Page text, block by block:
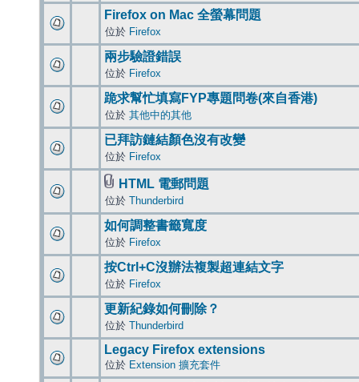
Firefox on Mac 全螢幕問題
位於 Firefox
兩步驗證錯誤
位於 Firefox
跪求幫忙填寫FYP專題問卷(來自香港)
位於 其他中的其他
已拜訪鏈結顏色沒有改變
位於 Firefox
HTML 電郵問題
位於 Thunderbird
如何調整書籤寬度
位於 Firefox
按Ctrl+C沒辦法複製超連結文字
位於 Firefox
更新紀錄如何刪除？
位於 Thunderbird
Legacy Firefox extensions
位於 Extension 擴充套件